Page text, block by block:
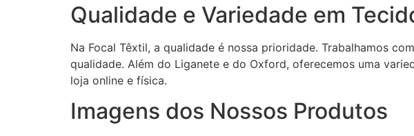
Qualidade e Variedade em
Na Focal Têxtil, a qualidade é nossa prioridade. Trabalhamos
qualidade. Além do Liganete e do Oxford, oferecemos uma
loja online e física.
Imagens dos Nossos Produtos